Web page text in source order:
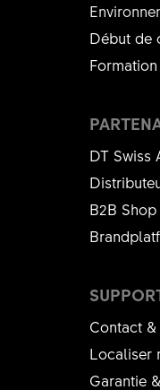
Début de
Formation
Contact
Localiser
Garantie
DT Swiss
B2B Shop